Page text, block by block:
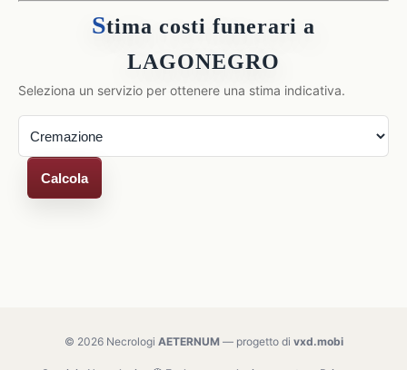
Stima costi funerari a
LAGONEGRO
Seleziona un servizio per ottenere una stima indicativa.
Calcola
© 2026 Necrologi AETERNUM— progetto di vxd.mobi